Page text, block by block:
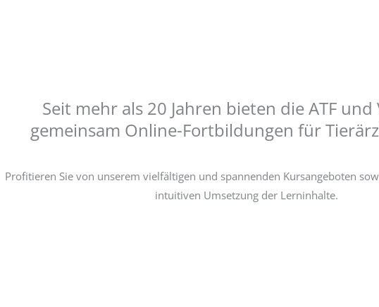
Seit mehr als 20 Jahren bieten die ATF
gemeinsam Online-Fortbildungen für
Profitieren Sie von unserem vielfältigen und spannenden Kursangeboten
intuitiven Umsetzung der Lerninhalte.